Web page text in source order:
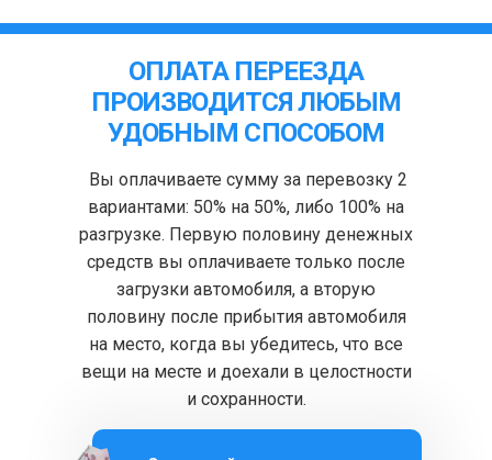
ОПЛАТА ПЕРЕЕЗДА
ПРОИЗВОДИТСЯ ЛЮБЫМ
УДОБНЫМ СПОСОБОМ
Вы оплачиваете сумму за перевозку 2
вариантами: 50% на 50%, либо 100% на
разгрузке. Первую половину денежных
средств вы оплачиваете только после
загрузки автомобиля, а вторую
половину после прибытия автомобиля
на место, когда вы убедитесь, что все
вещи на месте и доехали в целостности
и сохранности.